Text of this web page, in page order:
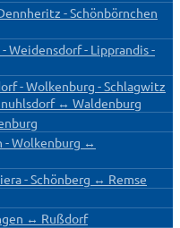
- Schönbörnchen
Weidensdorf - Lipprandis -
- Wolkenburg - Schlagwitz
↔ Waldenburg
- Wolkenburg ↔
- Schönberg ↔ Remse
↔ Rußdorf